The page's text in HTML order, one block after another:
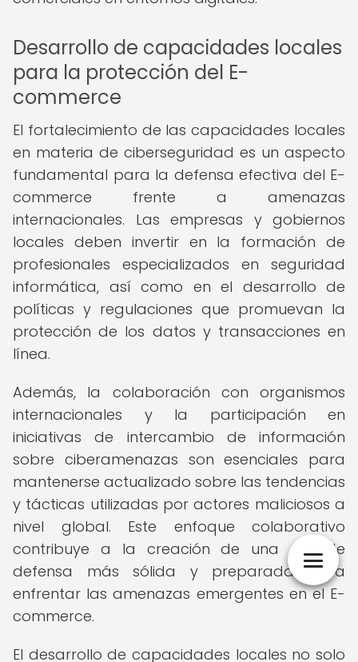
Desarrollo de capacidades locales
para la protección del E-
commerce
El fortalecimiento de las capacidades locales
en materia de ciberseguridad es un aspecto
fundamental para la defensa efectiva del E-
commerce frente a amenazas
internacionales. Las empresas y gobiernos
locales deben invertir en la formación de
profesionales especializados en seguridad
informática, así como en el desarrollo de
políticas y regulaciones que promuevan la
protección de los datos y transacciones en
línea.
Además, la colaboración con organismos
internacionales y la participación en
iniciativas de intercambio de información
sobre ciberamenazas son esenciales para
mantenerse actualizado sobre las tendencias
y tácticas utilizadas por actores maliciosos a
nivel global. Este enfoque colaborativo
contribuye a la creación de una red de
defensa más sólida y preparada para
enfrentar las amenazas emergentes en el E-
commerce.
El desarrollo de capacidades locales no solo